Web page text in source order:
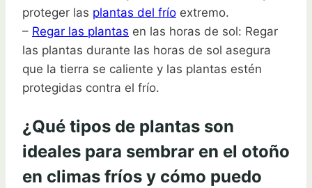
proteger las plantas del frío extremo.
– Regar las plantas en las horas de sol: Regar
las plantas durante las horas de sol asegura
que la tierra se caliente y las plantas estén
protegidas contra el frío.
¿Qué tipos de plantas son
ideales para sembrar en el otoño
en climas fríos y cómo puedo